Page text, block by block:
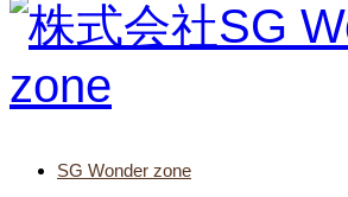
SG Wonder zone